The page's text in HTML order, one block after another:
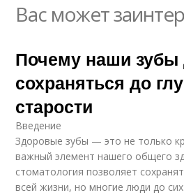
Вас может
Почему наши
сохраняться до
старости
Введение
Здоровые зубы — это не только
важный элемент нашего общего
стоматология позволяет
всей жизни, но многие люди до